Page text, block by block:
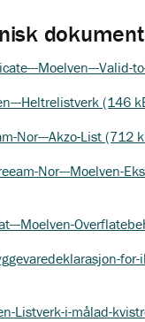
Moelven---Valid-
Heltrelistverk (146
Nor---Akzo-List (712
Nor---Moelven-
Moelven-
Listverk-i-målad-